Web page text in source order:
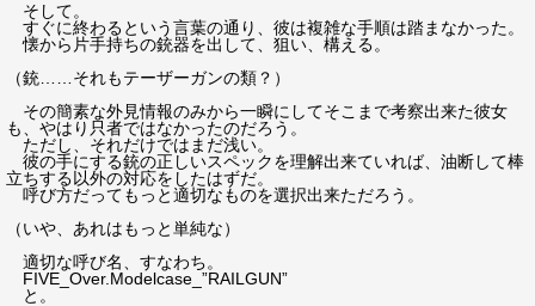
そして。
すぐに終わるという言葉の通り、彼は複雑な手順は踏まなかった。
懐から片手持ちの銃器を出して、狙い、構える。
（銃……それもテーザーガンの類？）
その簡素な外見情報のみから一瞬にしてそこまで考察出来た彼女
も、やはり只者ではなかったのだろう。
ただし、それだけではまだ浅い。
彼の手にする銃の正しいスペックを理解出来ていれば、油断して棒
立ちする以外の対応をしたはずだ。
呼び方だってもっと適切なものを選択出来ただろう。
（いや、あれはもっと単純な）
適切な呼び名、すなわち。
FIVE_Over.Modelcase_”RAILGUN”
と。